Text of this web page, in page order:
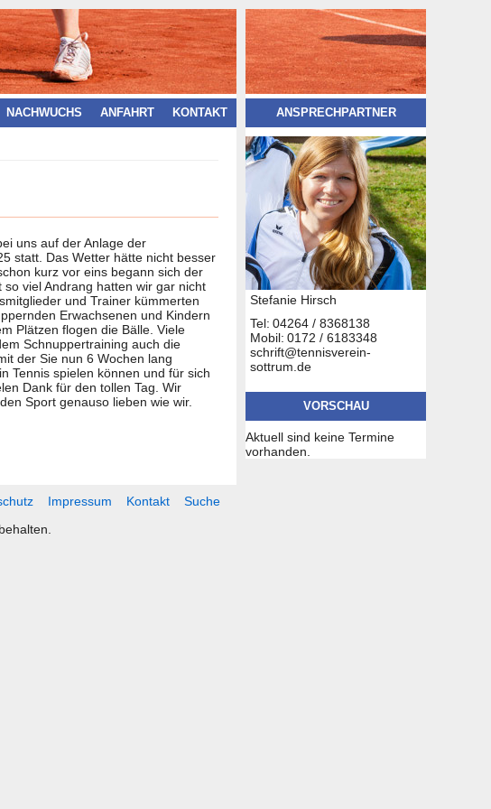
NACHWUCHS ANFAHRT KONTAKT
uns auf der Anlage der
statt. Das Wetter hätte nicht besser
kurz vor eins begann sich der
so viel Andrang hatten wir gar nicht
und Trainer kümmerten
Erwachsenen und Kindern
Plätzen flogen die Bälle. Viele
Schnuppertraining auch die
der Sie nun 6 Wochen lang
Tennis spielen können und für sich
Dank für den tollen Tag. Wir
Sport genauso lieben wie wir.
ANSPRECHPARTNER
Stefanie Hirsch
Tel: 04264 / 8368138
Mobil: 0172 / 6183348
schrift@tennisverein-
sottrum.de
VORSCHAU
Aktuell sind keine Termine
vorhanden.
Suche
Kontakt
Impressum